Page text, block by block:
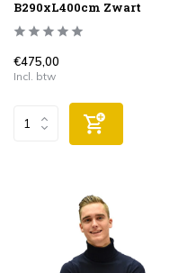
B290xL400cm Zwart
€475,00
Incl. btw